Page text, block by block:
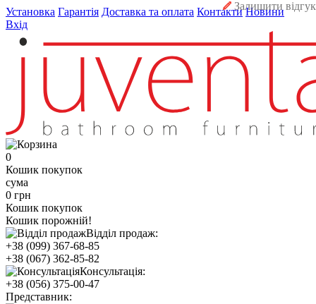
Установка Гарантія Доставка та оплата Контакти Новини
Вхід
0
Кошик покупок
сума
0 грн
Кошик покупок
Кошик порожній!
Відділ продаж:
+38 (099) 367-68-85
+38 (067) 362-85-82
Консультація:
+38 (056) 375-00-47
Представник:
Залишити відгук